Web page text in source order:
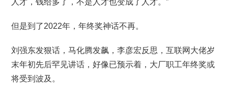
人才，钱给多了，不是人才也变成了人才。”
但是到了2022年，年终奖神话不再。
刘强东发狠话，马化腾发飙，李彦宏反思，互联网大佬岁
末年初先后罕见讲话，好像已预示着，大厂职工年终奖或
将受到波及。